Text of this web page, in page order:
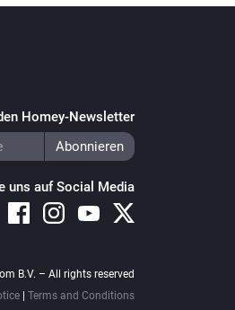
Homey-Newsletter
uns auf Social Media
B.V. – All rights reserved
Terms and Conditions